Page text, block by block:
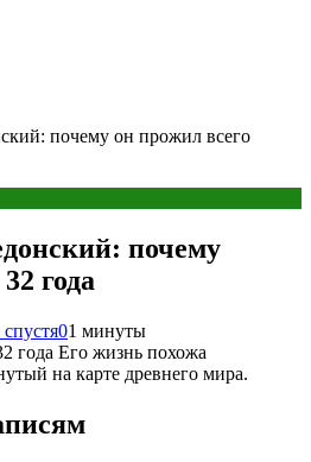
почему он прожил всего
почему
года
01 минуты
года Его жизнь похожа
на карте древнего мира.